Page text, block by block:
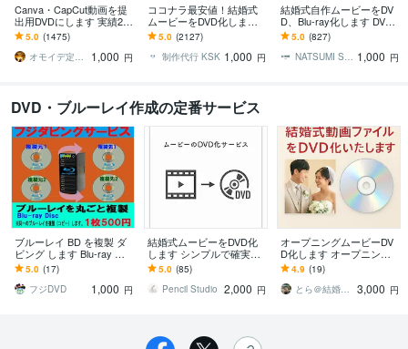
Canva・CapCut動画を提
出用DVDにします 実績2,0
00件｜式場上映対応DVD
化 女性スタッフが対
応！
5.0 (1475)
オモイデ定期便＊SORA
1,000 円
ココナラ最安値！結婚式
ムービーをDVD化します
当日or翌日発送！ケース
有り、送料込み、安心保
証付き
5.0 (2127)
制作代行 KSK 1,000 円
結婚式自作ムービーをDV
D、Blu-ray化します DVD
or Blu-ray化・プラスチッ
クケースで郵送
5.0 (827)
NATSUMI STUDIO 1,000 円
DVD・ブルーレイ作成の定番サービス
ブルーレイ BD を複製 ダ
ビング します Blu-ray 複
製（コピー）枚数2枚分の
価格です
5.0 (17)
フジDVD
1,000 円
結婚式ムービーをDVD化
します シンプルで確実な
サービスをご提供します
5.0 (85)
Pencil Studio 2,000 円
オープニングムービーDV
D化します オープニング
ムービーの動画ファイル
をDVD化します。
4.9 (19)
とら＠結婚式オープニングムービー制作
3,000 円